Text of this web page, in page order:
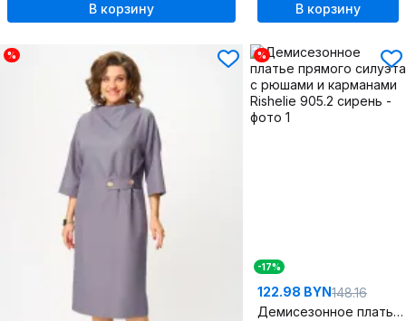
В корзину В корзину
% %
-17%
122.98 BYN148.16
Демисезонное платье прямого силуэта с рюшами и карманами